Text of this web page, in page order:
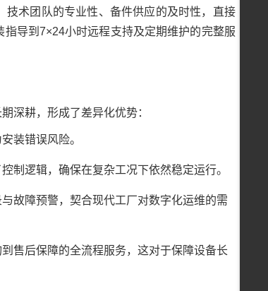
术团队的专业性、备件供应的及时性，直接
导到7×24小时远程支持及定期维护的完整服
深耕，形成了差异化优势：
装错误风险。
制逻辑，确保在复杂工况下依然稳定运行。
故障预警，契合现代工厂对数字化运维的需
售后保障的全流程服务，这对于保障设备长